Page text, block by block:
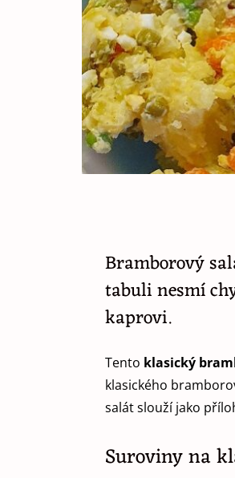
Bramborový
tabuli nesmí
kaprovi.
Tento klasický
klasického
salát slouží jako
Suroviny na